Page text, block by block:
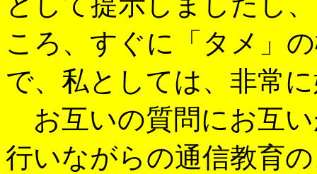
ころ、すぐに「タメ」
で、私としては、非常
お互いの質問にお互い
行いながらの通信教育